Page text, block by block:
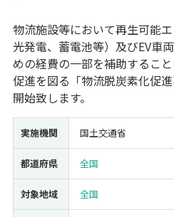
使い道
経営改善・経営強化 販路拡大
人材採用・雇用
人材育成・福利
起業・創業
事業承継 災害・
物流施設等において再生可能
光発電、蓄電池等）及びEV車
めの経費の一部を補助するこ
促進を図る「物流脱炭素化促
開始致します。
実施機関 国土交通省
都道府県 全国
対象地域 全国